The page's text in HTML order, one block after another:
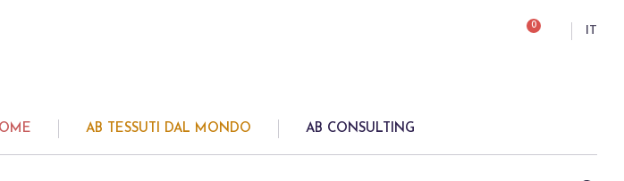
0 IT
AB TESSUTI DAL MONDO AB CONSULTING